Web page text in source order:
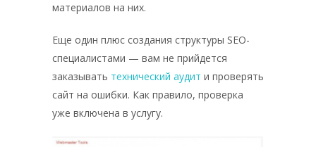
материалов на них.
Еще один плюс создания структуры SEO-
специалистами — вам не прийдется
заказывать технический аудит и проверять
сайт на ошибки. Как правило, проверка
уже включена в услугу.